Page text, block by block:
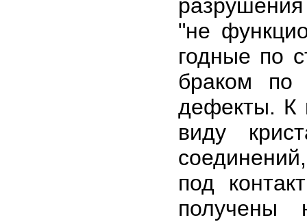
"не
годные по
браком по
дефекты. К
виду
под